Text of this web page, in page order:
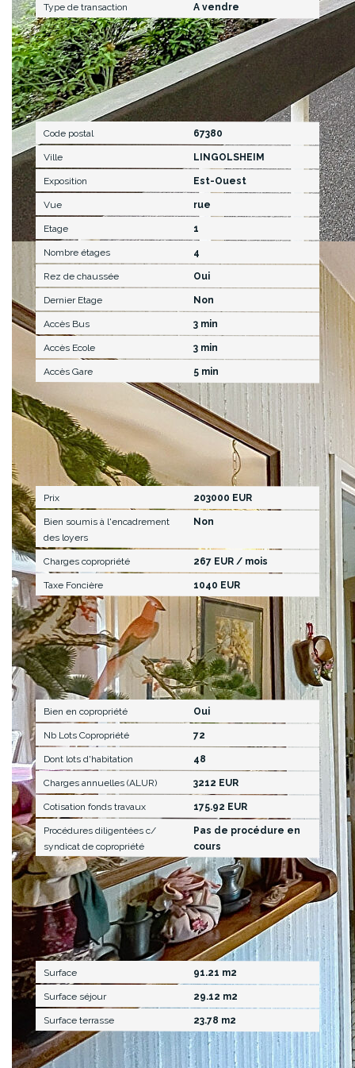
Type de transaction A vendre
Localisation
Code postal 67380
Ville LINGOLSHEIM
Exposition Est-Ouest
Vue rue
Etage 1
Nombre étages 4
Rez de chaussée Oui
Dernier Etage Non
Accès Bus 3 min
Accès Ecole 3 min
Accès Gare 5 min
Aspects financiers
Prix 203000 EUR
Bien soumis à l'encadrement
des loyers
Non
Charges copropriété 267 EUR / mois
Taxe Foncière 1040 EUR
Copropriété
Bien en copropriété Oui
Nb Lots Copropriété 72
Dont lots d'habitation 48
Charges annuelles (ALUR) 3212 EUR
Cotisation fonds travaux 175.92 EUR
Procédures diligentées c/
syndicat de copropriété
Pas de procédure en
cours
Surfaces
Surface 91.21 m2
Surface séjour 29.12 m2
Surface terrasse 23.78 m2